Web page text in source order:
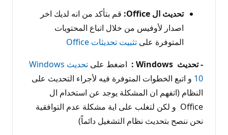
تحديث ال Office:
قم بتأكد من انه لديك اخر
اصدار لأوفيس من خلال اتباع المحتويات
المتوفرة على تثبيت تحديثات Office
- تحديث Windows :
اضغط على
تحديث Windows
10 و اتبع الخطوات المتوفرة فيه لأجراء التحديث على
النظام (اتفهم ان المشكلة يوجد عن استخدام ال
Office و لكن لتغلب على اية مشكلة عدم التوافقية
نحن ننصح بتحديث نظام التشغيل دائماً)